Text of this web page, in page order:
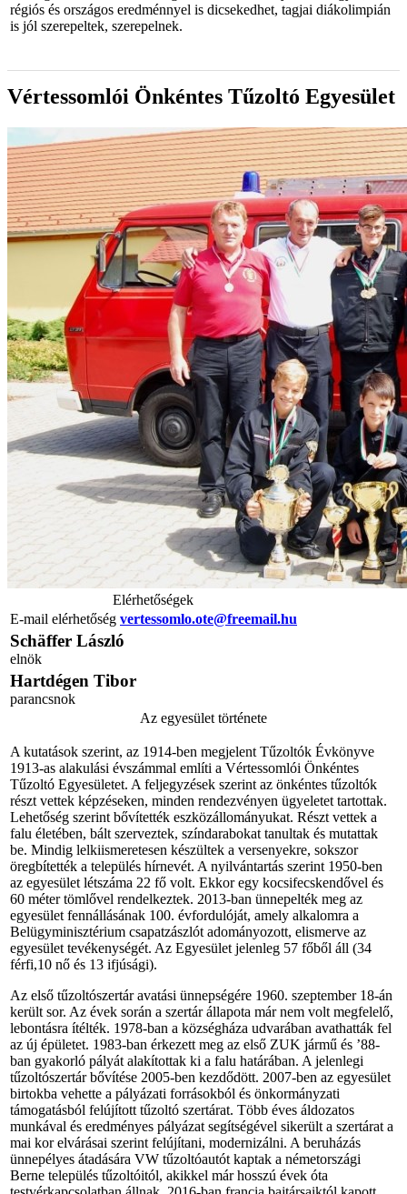
régiós és országos eredménnyel is dicsekedhet, tagjai diákolimpián
is jól szerepeltek, szerepelnek.
Vértessomlói Önkéntes Tűzoltó Egyesület
Elérhetőségek
E-mail elérhetőség vertessomlo.ote@freemail.hu
Schäffer László
elnök
Hartdégen Tibor
parancsnok
Az egyesület története
A kutatások szerint, az 1914-ben megjelent Tűzoltók Évkönyve
1913-as alakulási évszámmal említi a Vértessomlói Önkéntes
Tűzoltó Egyesületet. A feljegyzések szerint az önkéntes tűzoltók
részt vettek képzéseken, minden rendezvényen ügyeletet tartottak.
Lehetőség szerint bővítették eszközállományukat. Részt vettek a
falu életében, bált szerveztek, színdarabokat tanultak és mutattak
be. Mindig lelkiismeretesen készültek a versenyekre, sokszor
öregbítették a település hírnevét. A nyilvántartás szerint 1950-ben
az egyesület létszáma 22 fő volt. Ekkor egy kocsifecskendővel és
60 méter tömlővel rendelkeztek. 2013-ban ünnepelték meg az
egyesület fennállásának 100. évfordulóját, amely alkalomra a
Belügyminisztérium csapatzászlót adományozott, elismerve az
egyesület tevékenységét. Az Egyesület jelenleg 57 főből áll (34
férfi,10 nő és 13 ifjúsági).
Az első tűzoltószertár avatási ünnepségére 1960. szeptember 18-án
került sor. Az évek során a szertár állapota már nem volt megfelelő,
lebontásra ítélték. 1978-ban a községháza udvarában avathatták fel
az új épületet. 1983-ban érkezett meg az első ZUK jármű és ’88-
ban gyakorló pályát alakítottak ki a falu határában. A jelenlegi
tűzoltószertár bővítése 2005-ben kezdődött. 2007-ben az egyesület
birtokba vehette a pályázati forrásokból és önkormányzati
támogatásból felújított tűzoltó szertárat. Több éves áldozatos
munkával és eredményes pályázat segítségével sikerült a szertárat a
mai kor elvárásai szerint felújítani, modernizálni. A beruházás
ünnepélyes átadására VW tűzoltóautót kaptak a németországi
Berne település tűzoltóitól, akikkel már hosszú évek óta